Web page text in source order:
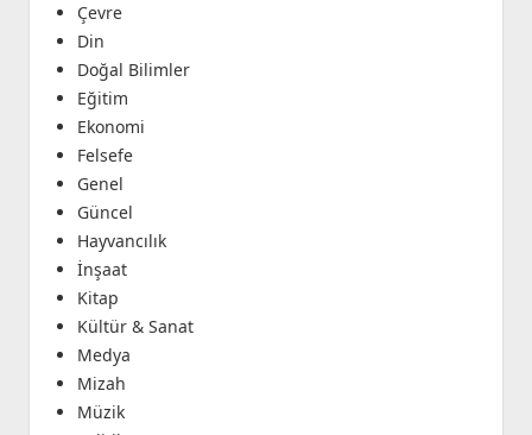
Çevre
Din
Doğal Bilimler
Eğitim
Ekonomi
Felsefe
Genel
Güncel
Hayvancılık
İnşaat
Kitap
Kültür & Sanat
Medya
Mizah
Müzik